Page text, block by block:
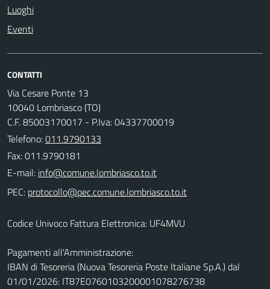
Luoghi
Eventi
CONTATTI
Via Cesare Ponte 13
10040 Lombriasco (TO)
C.F. 85003170017 - P.Iva: 04337700019
Telefono:011.9790133
Fax: 011.9790181
E-mail:
PEC:
Codice Univoco Fattura Elettronica: UF4MVU
Pagamenti all'Amministrazione:
IBAN di Tesoreria (Nuova Tesoreria Poste Italiane Sp.A.) dal
01/01/2026: IT87E0760103200001078276738